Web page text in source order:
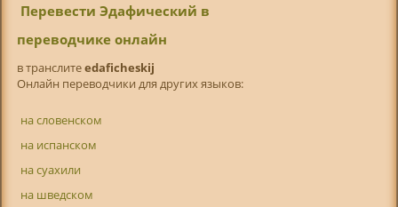
Перевести Эдафический в
переводчике онлайн
в транслитeedaficheskij
Онлайн переводчики для других языков:
на словенском
на испанском
на суахили
на шведском